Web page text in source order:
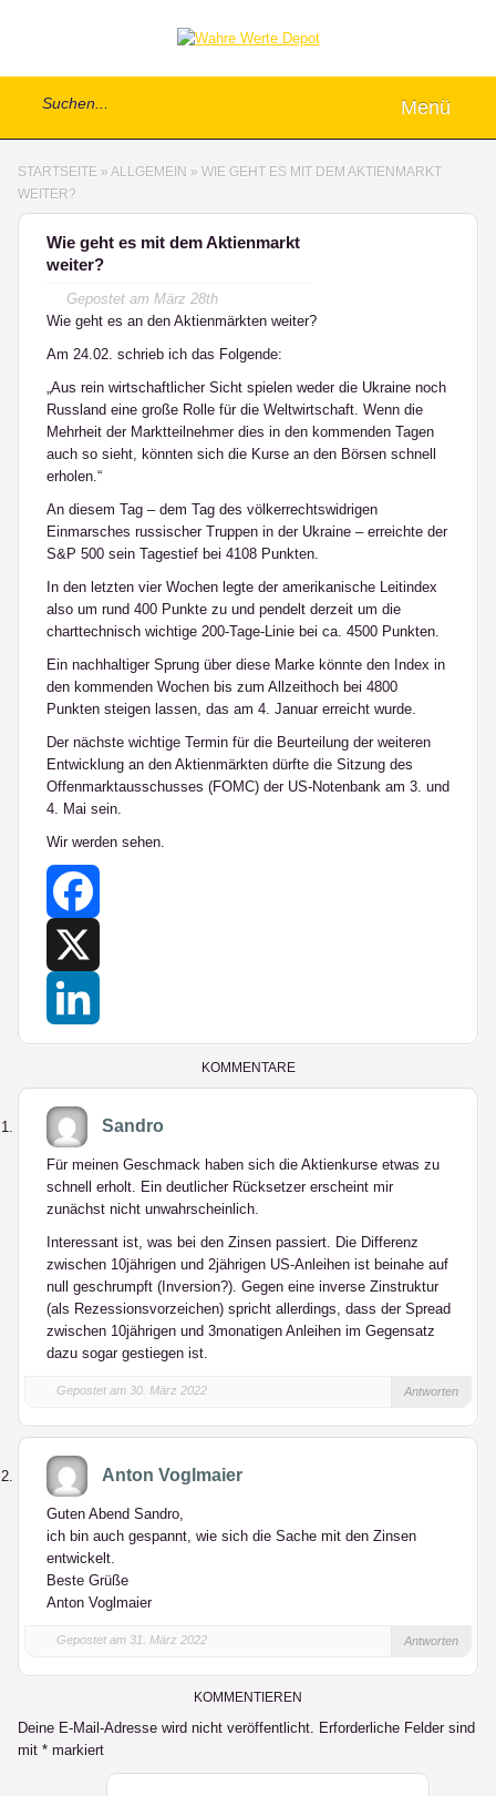
Menü
STARTSEITE » ALLGEMEIN » WIE GEHT ES MIT DEM AKTIENMARKT
WEITER?
Wie geht es mit dem Aktienmarkt
weiter?
Gepostet am März 28th
Wie geht es an den Aktienmärkten weiter?
Am 24.02. schrieb ich das Folgende:
„Aus rein wirtschaftlicher Sicht spielen weder die Ukraine noch
Russland eine große Rolle für die Weltwirtschaft. Wenn die
Mehrheit der Marktteilnehmer dies in den kommenden Tagen
auch so sieht, könnten sich die Kurse an den Börsen schnell
erholen.“
An diesem Tag – dem Tag des völkerrechtswidrigen
Einmarsches russischer Truppen in der Ukraine – erreichte der
S&P 500 sein Tagestief bei 4108 Punkten.
In den letzten vier Wochen legte der amerikanische Leitindex
also um rund 400 Punkte zu und pendelt derzeit um die
charttechnisch wichtige 200-Tage-Linie bei ca. 4500 Punkten.
Ein nachhaltiger Sprung über diese Marke könnte den Index in
den kommenden Wochen bis zum Allzeithoch bei 4800
Punkten steigen lassen, das am 4. Januar erreicht wurde.
Der nächste wichtige Termin für die Beurteilung der weiteren
Entwicklung an den Aktienmärkten dürfte die Sitzung des
Offenmarktausschusses (FOMC) der US-Notenbank am 3. und
4. Mai sein.
Wir werden sehen.
Facebook
KOMMENTARE
Sandro
Für meinen Geschmack haben sich die Aktienkurse etwas zu
schnell erholt. Ein deutlicher Rücksetzer erscheint mir
zunächst nicht unwahrscheinlich.
Interessant ist, was bei den Zinsen passiert. Die Differenz
zwischen 10jährigen und 2jährigen US-Anleihen ist beinahe auf
null geschrumpft (Inversion?). Gegen eine inverse Zinstruktur
(als Rezessionsvorzeichen) spricht allerdings, dass der Spread
zwischen 10jährigen und 3monatigen Anleihen im Gegensatz
dazu sogar gestiegen ist.
Gepostet am 30. März 2022 Antworten
Anton Voglmaier
Guten Abend Sandro,
ich bin auch gespannt, wie sich die Sache mit den Zinsen
entwickelt.
Beste Grüße
Anton Voglmaier
Gepostet am 31. März 2022 Antworten
KOMMENTIEREN
Deine E-Mail-Adresse wird nicht veröffentlicht. Erforderliche Felder sind
mit * markiert